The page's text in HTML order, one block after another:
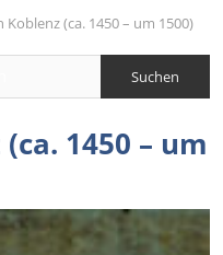
Koblenz (ca. 1450 – um 1500)
1450 – um